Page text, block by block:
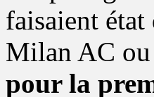
faisaient
Milan AC
pour la